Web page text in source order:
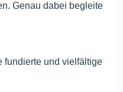
Genau dabei begleite
fundierte und vielfältige